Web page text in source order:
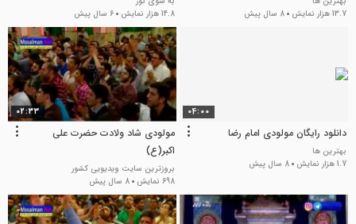
13.7 هزار نمایش
8 سال پیش
14.8 هزار نمایش
6 سال پیش
04:00
دانلود رایگان مولودی امام رضا
بهترین ها
1.7 هزار نمایش
8 سال پیش
02:33
مولودی شاد ولادت حضرت علی
اکبر(ع)
بروزترین سایت ویدیویی کشور
698 نمایش
8 سال پیش